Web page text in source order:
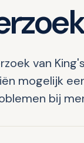
van
mogelijk
bij